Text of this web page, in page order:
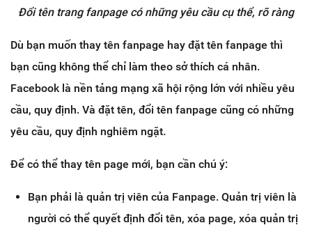
Đổi tên trang fanpage có những yêu cầu cụ thể, rõ ràng
Dù bạn muốn thay tên fanpage hay đặt tên fanpage thì
bạn cũng không thể chỉ làm theo sở thích cá nhân.
Facebook là nền tảng mạng xã hội rộng lớn với nhiều yêu
cầu, quy định. Và đặt tên, đổi tên fanpage cũng có những
yêu cầu, quy định nghiêm ngặt.
Để có thể thay tên page mới, bạn cần chú ý:
Bạn phải là quản trị viên của Fanpage. Quản trị viên là
người có thể quyết định đổi tên, xóa page, xóa quản trị